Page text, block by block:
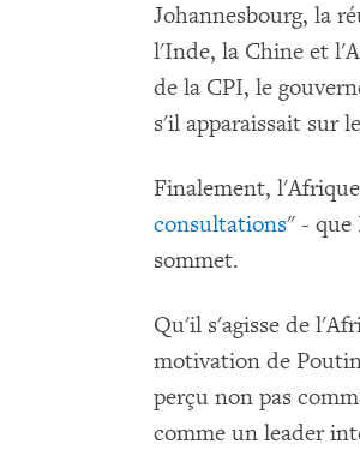
Johannesbourg, la
l'Inde, la Chine et
de la CPI, le
s'il apparaissait sur
Finalement,
consultations" - que
sommet.
Qu'il s'agisse de
motivation de
perçu non pas
comme un leader